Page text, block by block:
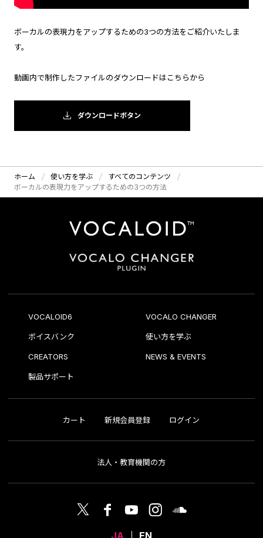
ボーカルの表現力をアップするための3つの方法をご紹介いたしま
す。
動画内で制作したファイルのダウンロードはこちらから
ダウンロードボタン
ホーム 使い方を学ぶ
すべてのコンテンツ
ボーカルの表現力をアップするための3つの方法
VOCALOID6 VOCALO CHANGER
ボイスバンク 使い方を学ぶ
CREATORS NEWS & EVENTS
製品サポート
カート 新規会員登録 ログイン
法人・教育機関の方